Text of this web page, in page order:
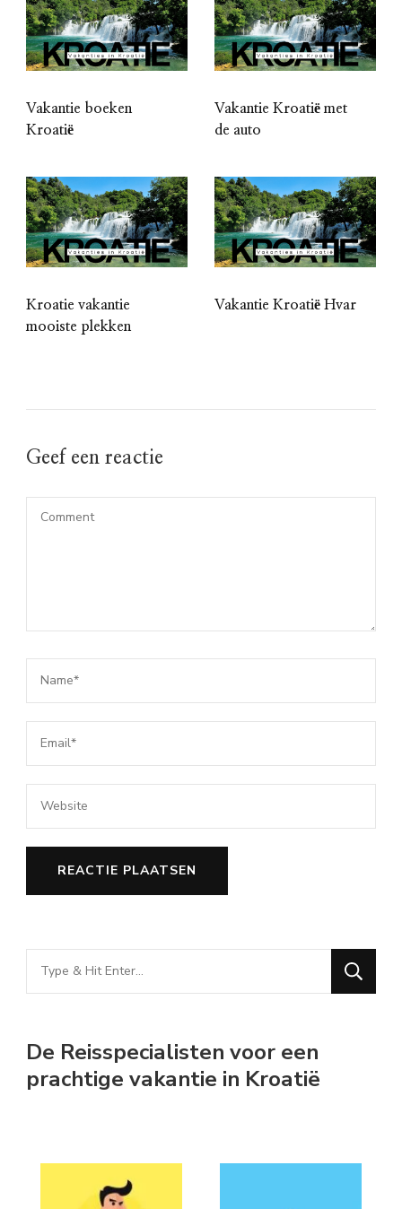
Vakantie boeken
Kroatië
Vakantie Kroatië met
de auto
Kroatie vakantie
mooiste plekken
Vakantie Kroatië Hvar
Geef een reactie
Looking
for
De Reisspecialisten voor een
prachtige vakantie in Kroatië